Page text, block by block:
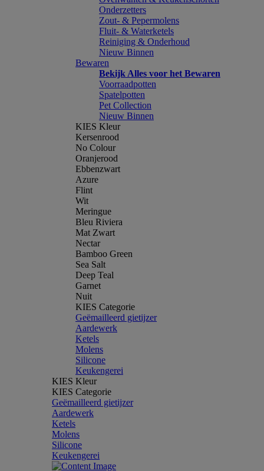
Onderzetters
Zout- & Pepermolens
Fluit- & Waterketels
Reiniging & Onderhoud
Nieuw Binnen
Bewaren
Bekijk Alles voor het Bewaren
Voorraadpotten
Spatelpotten
Pet Collection
Nieuw Binnen
KIES Kleur
Kersenrood
No Colour
Oranjerood
Ebbenzwart
Azure
Flint
Wit
Meringue
Bleu Riviera
Mat Zwart
Nectar
Bamboo Green
Sea Salt
Deep Teal
Garnet
Nuit
KIES Categorie
Geëmailleerd gietijzer
Aardewerk
Ketels
Molens
Silicone
Keukengerei
KIES Kleur
KIES Categorie
Geëmailleerd gietijzer
Aardewerk
Ketels
Molens
Silicone
Keukengerei